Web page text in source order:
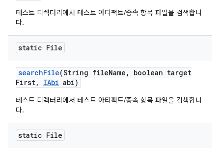
테스트 디렉터리에서 테스트 아티팩트/종속 항목 파일을 검색합니
다.
static File
searchFile(String fileName ,
boolean target
First, IAbi abi)
테스트 디렉터리에서 테스트 아티팩트/종속 항목 파일을 검색합니
다.
static File